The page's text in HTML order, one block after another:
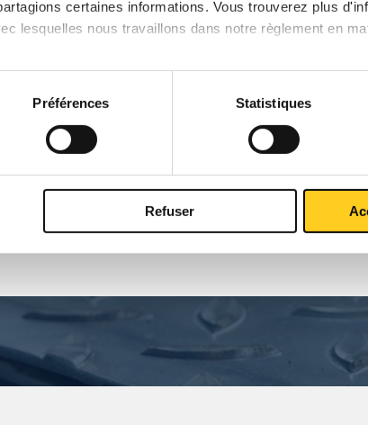
certaines informations. Vous trouverez plus
lesquelles nous travaillons dans notre règlement en
Préférences Statistiques
Refuser
soudure EN 10210